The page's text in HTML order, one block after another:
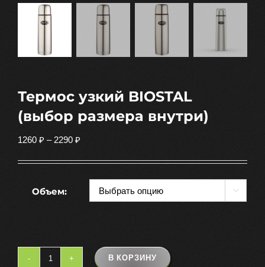
Термос узкий BIOSTAL
(выбор размера внутри)
1260 ₽ – 2290 ₽
Объем: 
В КОРЗИНУ